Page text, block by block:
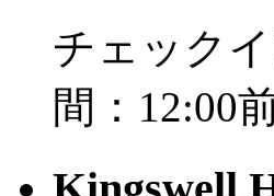
チェック
間：12:00